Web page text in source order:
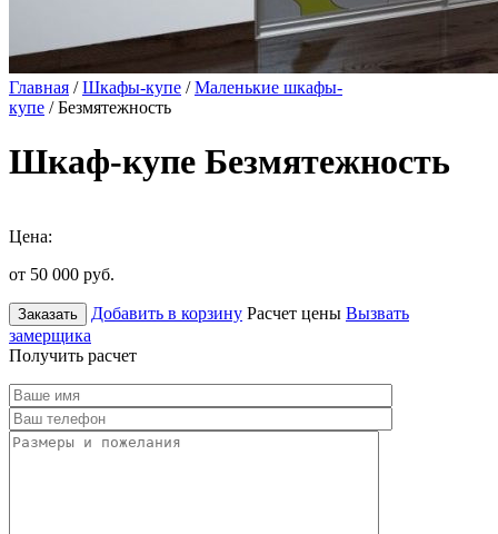
Главная /Шкафы-купе /Маленькие шкафы-
купе / Безмятежность
Шкаф-купе Безмятежность
Цена:
от 50 000 руб.
Заказать Добавить в корзину Расчет цены Вызвать
замерщика
Получить расчет